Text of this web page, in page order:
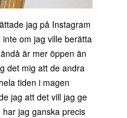
jag på Instagram
om jag ville berätta
är mer öppen än
det mig att de andra
tiden i magen
jag att det vill jag ge
jag ganska precis